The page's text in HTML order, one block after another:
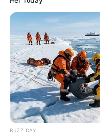
και γίνονταν ατέλειωτοι
εξαπάτηση.
Με τον πρόεδρο Τραμπ
πράγματα. Οι αμνηστίες,
κατηγορητήρια εντός
μεταμορφώσουν ριζικά
δυνάμεις. Υπό την ηγεσία
εξέγερση μέσα στο ίδιο
αναλαμβάνει η αλήθεια.
BUZZ DAY